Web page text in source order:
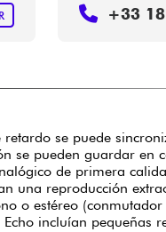
+33
se puede
se pueden guardar en
de primera
una reproducción
o estéreo
incluían pequeñas